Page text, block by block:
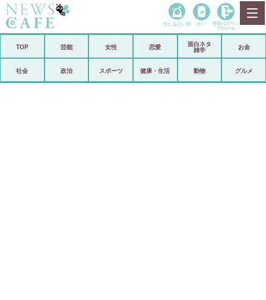
政治
当たる占い師 占い 登録• ログイン
マイルーム
TOP 芸能 女性 恋愛
面白ネタ
雑学
お金
社会 政治 スポーツ 健康・生活 動物 グルメ